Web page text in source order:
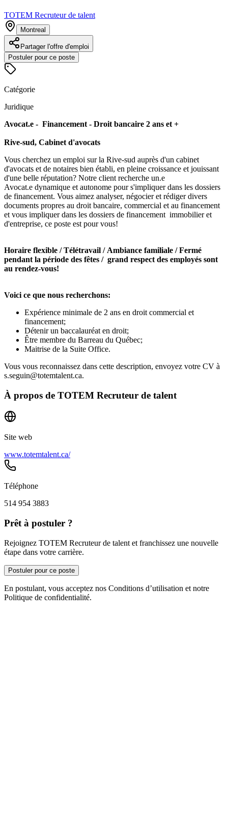
TOTEM Recruteur de talent
Montreal
Partager l'offre d'emploi
Postuler pour ce poste
Catégorie
Juridique
Avocat.e - Financement - Droit bancaire 2 ans et +
Rive-sud, Cabinet d'avocats
Vous cherchez un emploi sur la Rive-sud auprès d'un cabinet
d'avocats et de notaires bien établi, en pleine croissance et jouissant
d'une belle réputation? Notre client recherche un.e
Avocat.e dynamique et autonome pour s'impliquer dans les dossiers
de financement. Vous aimez analyser, négocier et rédiger divers
documents propres au droit bancaire, commercial et au financement
et vous impliquer dans les dossiers de financement immobilier et
d'entreprise, ce poste est pour vous!
Horaire flexible / Télétravail / Ambiance familiale / Fermé
pendant la période des fêtes / grand respect des employés sont
au rendez-vous!
Voici ce que nous recherchons:
Expérience minimale de 2 ans en droit commercial et
financement;
Détenir un baccalauréat en droit;
Être membre du Barreau du Québec;
Maitrise de la Suite Office.
Vous vous reconnaissez dans cette description, envoyez votre CV à
s.seguin@totemtalent.ca.
À propos de TOTEM Recruteur de talent
Site web
www.totemtalent.ca/
Téléphone
514 954 3883
Prêt à postuler ?
Rejoignez TOTEM Recruteur de talent et franchissez une nouvelle
étape dans votre carrière.
Postuler pour ce poste
En postulant, vous acceptez nos Conditions d’utilisation et notre
Politique de confidentialité.